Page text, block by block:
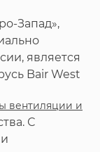
Запад»,
является
Bair West
вентиляции и
С